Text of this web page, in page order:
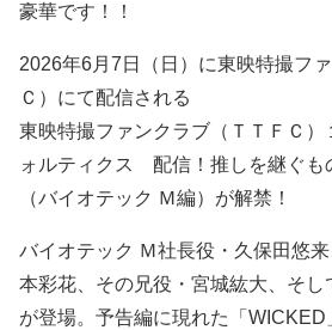
豪華です！！
2026年6月7日（日）に東映特撮フ
Ｃ）にて配信される
東映特撮ファンクラブ（ＴＴＦＣ）
ォルティクス 配信！推しを継ぐも
（バイオテック Ｍ編）が解禁！
バイオテック Ｍ社長役・久保田悠
本彩花、その兄役・宮城紘大、そ
が登場。予告編に現れた「WICKED